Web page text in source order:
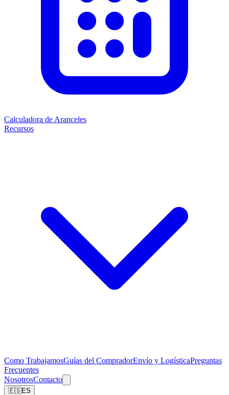
Calculadora de Aranceles
Recursos
Como TrabajamosGuías del CompradorEnvío y LogísticaPreguntas
Frecuentes
NosotrosContacto
🇪🇸ES